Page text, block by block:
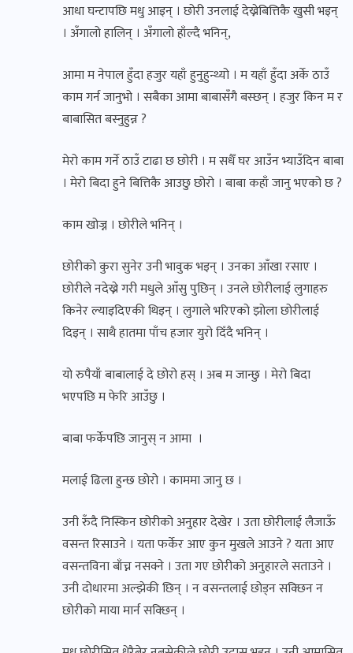
आधा घन्टापछि मधु आइन् । छोरी उनलाई देख्नेबित्तिकै खुसी भइन्
। अँगालो हालिन् । अँगालो हाँल्दै भनिन्,
आमा म नेपाल हुँदा हजुर यहाँ हुनुहुन्थ्यो । म यहाँ हुँदा अर्के ठाउँ
काम गर्न जानुभो । सबैका आमा बाबासँगै बस्छन् । हजुर किन म र
बाबासित बस्नुहुन्न ?
मेरो काम गर्ने ठाउँ टाढा छ छोरी । म सधैँ घर आउँन भ्याउँदिन बाबा
। मेरो बिदा हुने बित्तिकै आउछु छोरो । बाबा कहाँ जानु भएको छ ?
काम खोज्न । छोरीले भनिन् ।
छोरीको कुरा सुनेर उनी भावुक भइन् । उनका आँखा रसाए ।
छोरीले नदेख्ने गरी मधुले आँसु पुछिन् । उनले छोरीलाई लुगाहरु
किनेर ल्याइदिएकी थिइन् । लुगाले भरिएको झोला छोरीलाई
दिइन् । साथै हातमा पाँच हजार युरो दिँदै भनिन् ।
यो रुपैयाँ बाबालाई दे छोरो हस् । अब म जान्छु । मेरो बिदा
भएपछि म फेरि आउँछु ।
बाबा फर्केपछि जानुस् न आमा ।
मलाई ढिला हुन्छ छोरो । काममा जानु छ ।
उनी रुँदै निस्किन छोरीको अनुहार देखेर । उता छोरीलाई लैजाऊँ
वसन्त रिसाउने । यता फर्केर आए कुन मुखले आउने ? यता आए
वसन्तविना बाँच्न नसक्ने । उता गए छोरीको अनुहारले सताउने ।
उनी दोधारमा अल्झेकी छिन् । न वसन्तलाई छोड्न सक्छिन न
छोरीको माया मार्न सक्छिन् ।